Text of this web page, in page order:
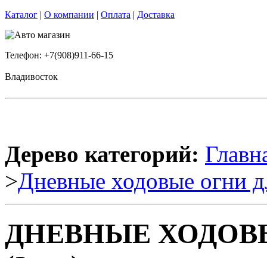
Каталог | О компании | Оплата | Доставка
Телефон: +7(908)911-66-15
Владивосток
Дерево категорий:
>Дневные ходовые огни
ДНЕВНЫЕ